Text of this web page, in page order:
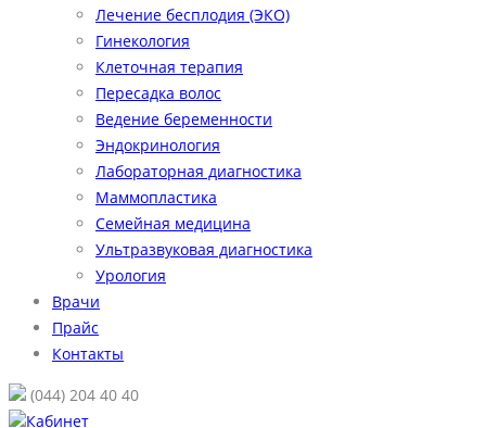
Лечение бесплодия (ЭКО)
Гинекология
Клеточная терапия
Пересадка волос
Ведение беременности
Эндокринология
Лабораторная диагностика
Маммопластика
Семейная медицина
Ультразвуковая диагностика
Урология
Врачи
Прайс
Контакты
(044) 204 40 40
Кабинет